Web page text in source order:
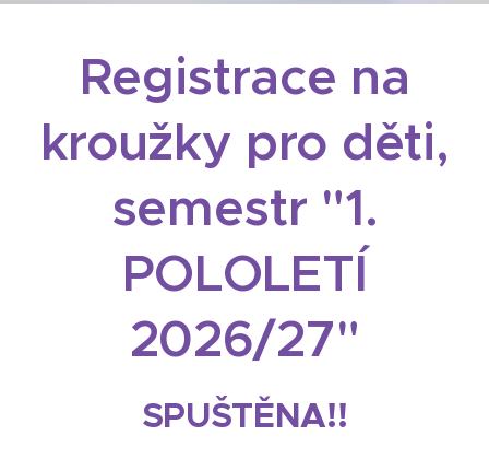
Registrace na
kroužky pro děti,
semestr "1.
POLOLETÍ
2026/27"
SPUŠTĚNA!!